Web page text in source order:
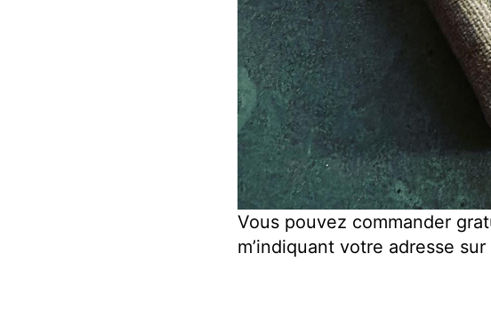
Vous pouvez commander
m’indiquant votre adresse